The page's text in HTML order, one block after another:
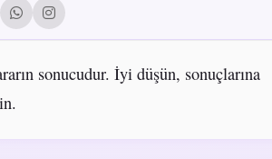
sonucudur. İyi düşün, sonuçlarına